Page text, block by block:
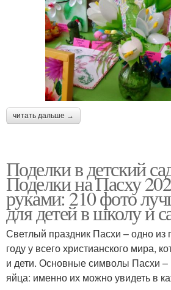
читать дальше →
Поделки в детский
Поделки на Пасху
руками: 210 фото
для детей в школу и
Светлый праздник Пасхи – одно из
году у всего христианского мира,
и дети. Основные символы Пасхи
яйца: именно их можно увидеть в